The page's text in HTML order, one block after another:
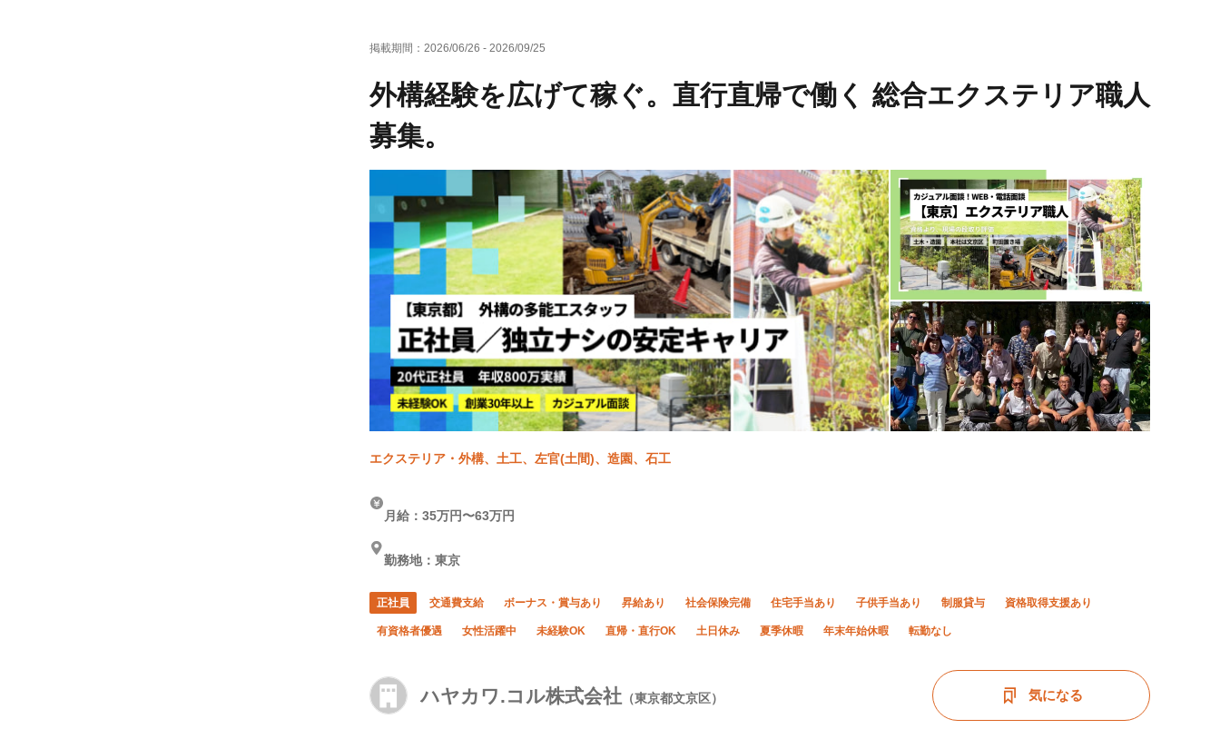
掲載期間： 2026/06/26 - 2026/09/25
エクステリア・外構、土工、左官(土間)、造園、石工
外構経験を広げて稼ぐ。直行直帰で働く 総合エクステリア職人
募集。
ハヤカワ.コル株式会社 （東京都文京区）
月給：35万円〜63万円
勤務地：東京
正社員 交通費支給 ボーナス・賞与あり 昇給あり 社会保険完備 住宅手当あり 子供手当あり 制服貸与 資格取得支援あり
有資格者優遇 女性活躍中 未経験OK 直帰・直行OK 土日休み 夏季休暇 年末年始休暇 転勤なし
気になる